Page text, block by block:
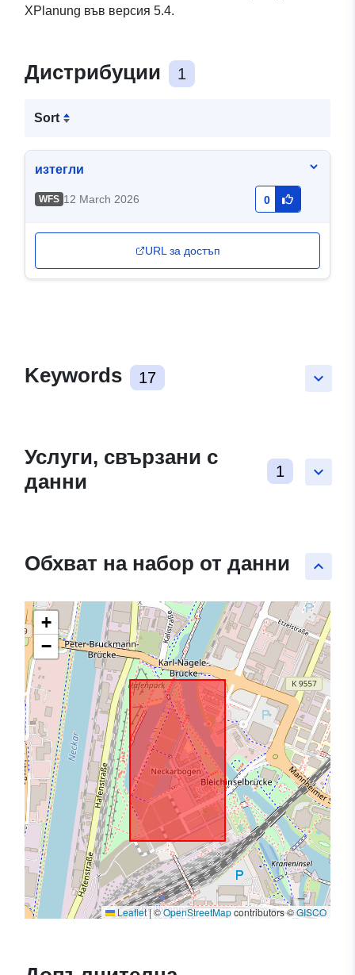
XPlanung във версия 5.4.
Дистрибуции 1
Sort
изтегли
WFS 12 March 2026 0
URL за достъп
keyboard_arrow_down
Keywords 17
keyboard_arrow_down
Услуги, свързани с
данни
1
keyboard_arrow_up
Обхват на набор от данни
+
−
Leaflet|©OpenStreetMapcontributors ©GISCO